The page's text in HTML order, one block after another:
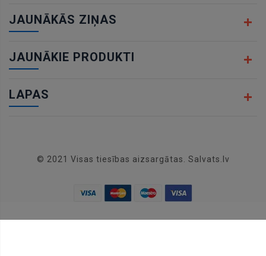
JAUNĀKĀS ZIŅAS
JAUNĀKIE PRODUKTI
LAPAS
© 2021 Visas tiesības aizsargātas. Salvats.lv